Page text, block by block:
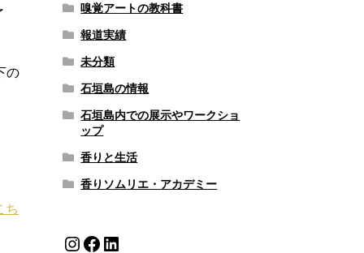
の
ち
嗅覚アートの教科書
報道実績
未分類
石垣島の情報
石垣島内での展示やワークショ
ップ
香りと生活
香りソムリエ・アカデミー
Instagram
Facebook
LinkedIn